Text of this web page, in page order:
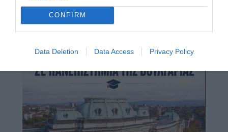
CONFIRM
Data Deletion Data Access Privacy Policy